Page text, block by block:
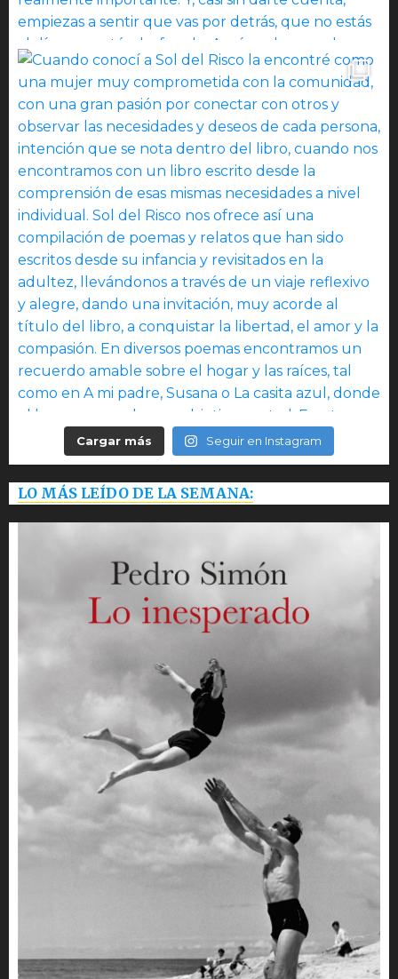
Cargar más Seguir en Instagram
LO MÁS LEÍDO DE LA SEMANA: